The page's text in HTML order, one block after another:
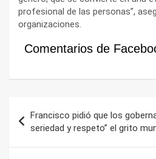
profesional de las personas”,
organizaciones.
Comentarios de
de
entradas
Francisco pidió que los
seriedad y respeto” el grito